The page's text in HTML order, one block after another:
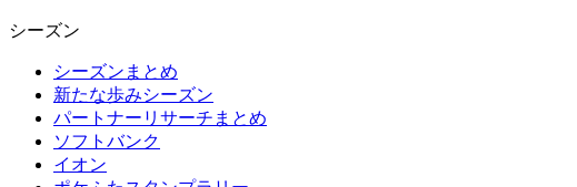
シーズン
シーズンまとめ
新たな歩みシーズン
パートナーリサーチまとめ
ソフトバンク
イオン